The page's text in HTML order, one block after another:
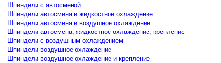
Шпиндели с автосменой
Шпиндели автосмена и жидкостное охлаждение
Шпиндели автосмена и воздушное охлаждение
Шпиндели автосмена, жидкостное охлаждение, крепление
Шпиндели с воздушным охлаждением
Шпиндели воздушное охлаждение
Шпиндели воздушное охлаждение и крепление